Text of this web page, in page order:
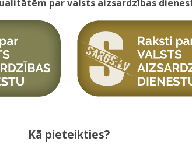
par valsts aizsardzības
Kā pieteikties?